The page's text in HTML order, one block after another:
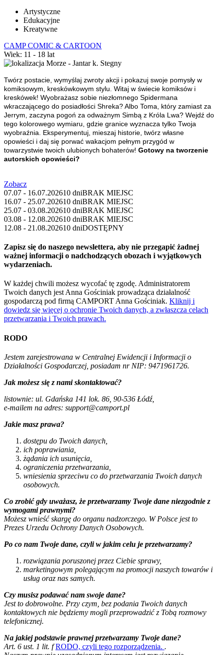
Artystyczne
Edukacyjne
Kreatywne
CAMP COMIC & CARTOON
Wiek: 11 - 18 lat
Morze - Jantar k. Stegny
Twórz postacie, wymyślaj zwroty akcji i pokazuj swoje pomysły w
komiksowym, kreskówkowym stylu. Witaj w świecie komiksów i
kreskówek! Wyobrażasz sobie niezłomnego Spidermana
wkraczającego do posiadłości Shreka? Albo Toma, który zamiast za
Jerrym, zaczyna pogoń za odważnym Simbą z Króla Lwa? Wejdź do
tego kolorowego wymiaru, gdzie granice wyznacza tylko Twoja
wyobraźnia. Eksperymentuj, mieszaj historie, twórz własne
opowieści i daj się porwać wakacjom pełnym przygód w
towarzystwie twoich ulubionych bohaterów! Gotowy na tworzenie
autorskich opowieści?
Zobacz
07.07 - 16.07.202610 dniBRAK MIEJSC
16.07 - 25.07.202610 dniBRAK MIEJSC
25.07 - 03.08.202610 dniBRAK MIEJSC
03.08 - 12.08.202610 dniBRAK MIEJSC
12.08 - 21.08.202610 dniDOSTĘPNY
Zapisz się do naszego newslettera, aby nie przegapić żadnej
ważnej informacji o nadchodzących obozach i wyjątkowych
wydarzeniach.
W każdej chwili możesz wycofać tę zgodę. Administratorem
Twoich danych jest Anna Gościniak prowadząca działalność
gospodarczą pod firmą CAMPORT Anna Gościniak. Kliknij i
dowiedz się więcej o ochronie Twoich danych, a zwłaszcza celach
przetwarzania i Twoich prawach.
RODO
Jestem zarejestrowana w Centralnej Ewidencji i Informacji o
Działalności Gospodarczej, posiadam nr NIP: 9471961726.
Jak możesz się z nami skontaktować?
listownie: ul. Gdańska 141 lok. 86, 90-536 Łódź,
e-mailem na adres: support@camport.pl
Jakie masz prawa?
dostępu do Twoich danych,
ich poprawiania,
żądania ich usunięcia,
ograniczenia przetwarzania,
wniesienia sprzeciwu co do przetwarzania Twoich danych
osobowych.
Co zrobić gdy uważasz, że przetwarzamy Twoje dane niezgodnie z
wymogami prawnymi?
Możesz wnieść skargę do organu nadzorczego. W Polsce jest to
Prezes Urzedu Ochrony Danych Osobowych.
Po co nam Twoje dane, czyli w jakim celu je przetwarzamy?
rozwiązania poruszonej przez Ciebie sprawy,
marketingowym polegającym na promocji naszych towarów i
usług oraz nas samych.
Czy musisz podawać nam swoje dane?
Jest to dobrowolne. Przy czym, bez podania Twoich danych
kontaktowych nie będziemy mogli przeprowadzić z Tobą rozmowy
telefonicznej.
Na jakiej podstawie prawnej przetwarzamy Twoje dane?
Art. 6 ust. 1 lit. fRODO, czyli tego rozporządzenia. .